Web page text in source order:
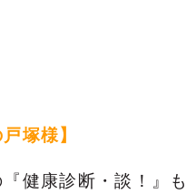
塚様】
『健康診断・談！』